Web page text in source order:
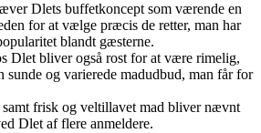
Dlets buffetkoncept som værende en
for at vælge præcis de retter, man har
blandt gæsterne.
Dlet bliver også rost for at være rimelig,
og varierede madudbud, man får for
frisk og veltillavet mad bliver nævnt
Dlet af flere anmeldere.